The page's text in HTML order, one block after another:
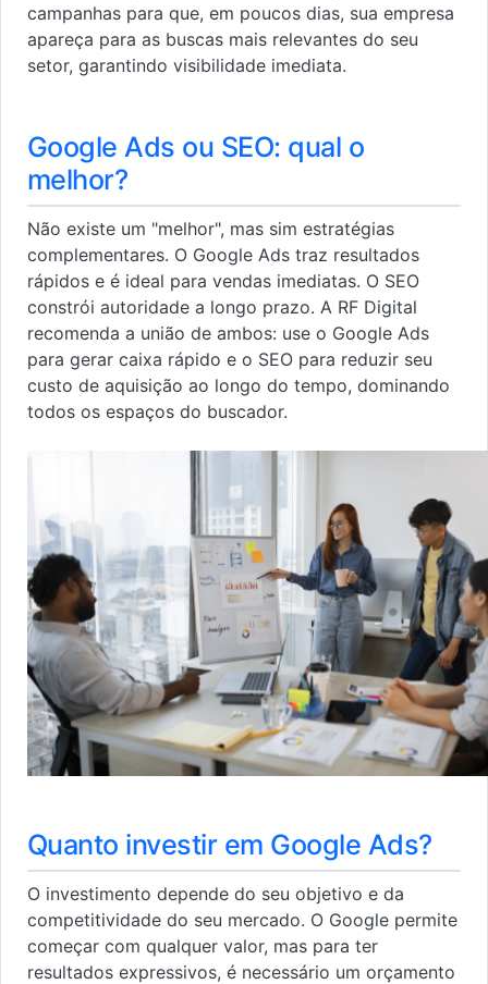
campanhas para que, em poucos dias, sua empresa
apareça para as buscas mais relevantes do seu
setor, garantindo visibilidade imediata.
Google Ads ou SEO: qual o
melhor?
Não existe um "melhor", mas sim estratégias
complementares. O Google Ads traz resultados
rápidos e é ideal para vendas imediatas. O SEO
constrói autoridade a longo prazo. A RF Digital
recomenda a união de ambos: use o Google Ads
para gerar caixa rápido e o SEO para reduzir seu
custo de aquisição ao longo do tempo, dominando
todos os espaços do buscador.
Quanto investir em Google Ads?
O investimento depende do seu objetivo e da
competitividade do seu mercado. O Google permite
começar com qualquer valor, mas para ter
resultados expressivos, é necessário um orçamento